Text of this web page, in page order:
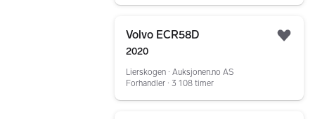
Volvo ECR58D
2020
Lierskogen ∙ Auksjonen.no AS
Forhandler ∙ 3 108 timer